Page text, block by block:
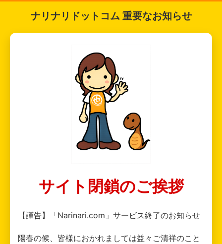
ナリナリドットコム 重要なお知らせ
サイト閉鎖のご挨拶
【謹告】「Narinari.com」サービス終了のお知らせ
陽春の候、皆様におかれましては益々ご清祥のこと